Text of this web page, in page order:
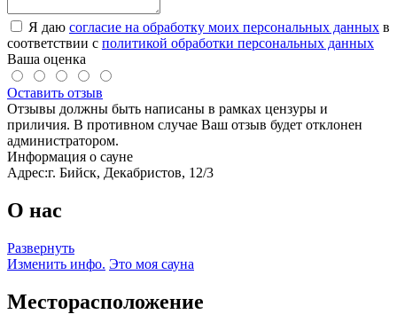
Я даю согласие на обработку моих персональных данных в
соответствии с политикой обработки персональных данных
Ваша оценка
Оставить отзыв
Отзывы должны быть написаны в рамках цензуры и
приличия. В противном случае Ваш отзыв будет отклонен
администратором.
Информация о сауне
Адрес:г. Бийск, Декабристов, 12/3
О нас
Развернуть
Изменить инфо. Это моя сауна
Месторасположение